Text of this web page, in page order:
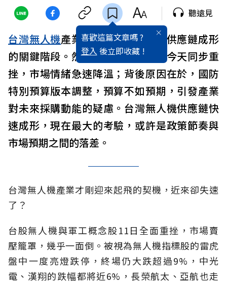
喜歡這篇文章嗎 ?
登入 後立即收藏 !
聽遠見
台灣無人機產業正從題材走向實質供應鏈成形
的關鍵階段。然而，軍工與概念股今天同步重
挫，市場情緒急速降溫；背後原因在於，國防
特別預算版本調整，預算不如預期，引發產業
對未來採購動能的疑慮。台灣無人機供應鏈快
速成形，現在最大的考驗，或許是政策節奏與
市場預期之間的落差。
台灣無人機產業才剛迎來起飛的契機，近來卻失速
了？
台股無人機與軍工概念股11日全面重挫，市場賣
壓籠罩，幾乎一面倒。被視為無人機指標股的雷虎
盤中一度亮燈跌停，終場仍大跌超過9%，中光
電、漢翔的跌幅都將近6%，長榮航太、亞航也走